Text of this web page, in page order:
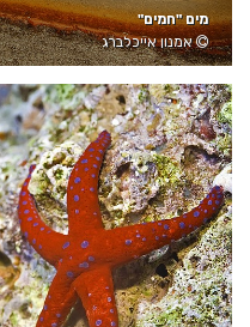
מים "חמים"
אמנון אייכלברג